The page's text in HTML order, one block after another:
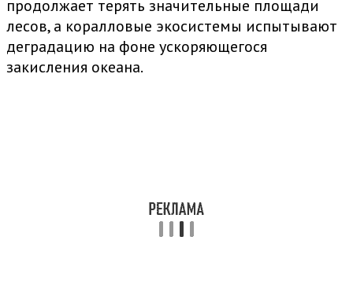
продолжает терять значительные площади
лесов, а коралловые экосистемы испытывают
деградацию на фоне ускоряющегося
закисления океана.